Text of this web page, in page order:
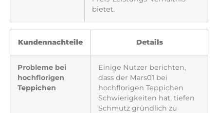
bietet.
Kundennachteile Details
Probleme bei
hochflorigen
Teppichen
Einige Nutzer berichten,
dass der Mars01 bei
hochflorigen Teppichen
Schwierigkeiten hat, tiefen
Schmutz gründlich zu